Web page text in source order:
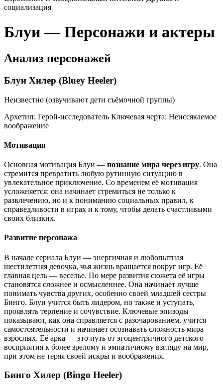
социализация
Блуи — Персонажи и актеры
Анализ персонажей
Блуи Хилер (Bluey Heeler)
Неизвестно (озвучивают дети съёмочной группы)
Архетип: Герой-исследователь Ключевая черта: Неиссякаемое
воображение
Мотивация
Основная мотивация Блуи — познание мира через игру. Она
стремится превратить любую рутинную ситуацию в
увлекательное приключение. Со временем её мотивация
усложняется: она начинает стремиться не только к
развлечению, но и к пониманию социальных правил, к
справедливости в играх и к тому, чтобы делать счастливыми
своих близких.
Развитие персонажа
В начале сериала Блуи — энергичная и любопытная
шестилетняя девочка, чья жизнь вращается вокруг игр. Её
главная цель — веселье. По мере развития сюжета её игры
становятся сложнее и осмысленнее. Она начинает лучше
понимать чувства других, особенно своей младшей сестры
Бинго. Блуи учится быть лидером, но также и уступать,
проявлять терпение и сочувствие. Ключевые эпизоды
показывают, как она справляется с разочарованием, учится
самостоятельности и начинает осознавать сложность мира
взрослых. Её арка — это путь от эгоцентричного детского
восприятия к более зрелому и эмпатичному взгляду на мир,
при этом не теряя своей искры и воображения.
Бинго Хилер (Bingo Heeler)